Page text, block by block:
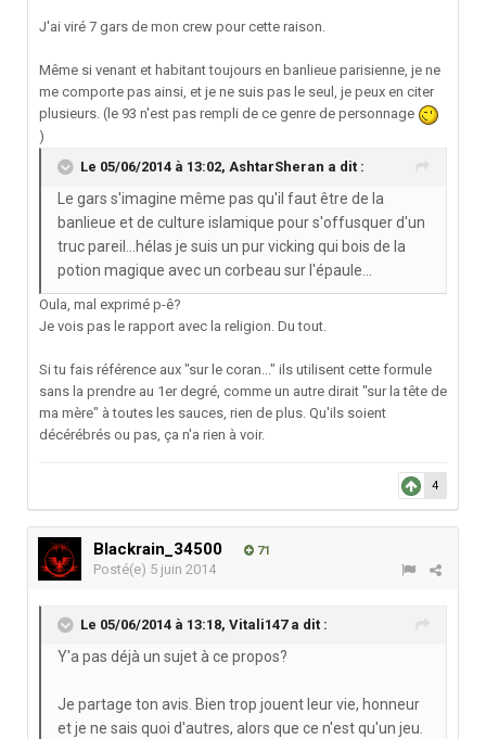
J'ai viré 7 gars de mon crew pour cette raison.
Même si venant et habitant toujours en banlieue parisienne, je ne
me comporte pas ainsi, et je ne suis pas le seul, je peux en citer
plusieurs. (le 93 n'est pas rempli de ce genre de personnage
)
Le 05/06/2014 à 13:02, AshtarSheran a dit :
Le gars s'imagine même pas qu'il faut être de la
banlieue et de culture islamique pour s'offusquer d'un
truc pareil...hélas je suis un pur vicking qui bois de la
potion magique avec un corbeau sur l'épaule...
Oula, mal exprimé p-ê?
Je vois pas le rapport avec la religion. Du tout.
Si tu fais référence aux "sur le coran..." ils utilisent cette formule
sans la prendre au 1er degré, comme un autre dirait "sur la tête de
ma mère" à toutes les sauces, rien de plus. Qu'ils soient
décérébrés ou pas, ça n'a rien à voir.
4
Blackrain_34500 71
Posté(e) 5 juin 2014
Le 05/06/2014 à 13:18, Vitali147 a dit :
Y'a pas déjà un sujet à ce propos?
Je partage ton avis. Bien trop jouent leur vie, honneur
et je ne sais quoi d'autres, alors que ce n'est qu'un jeu.